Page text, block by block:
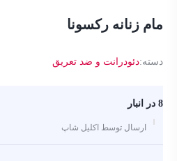
مام زنانه رکسونا
دسته:دئودرانت و ضد تعریق
8 در انبار
ارسال توسط اکلیل شاپ